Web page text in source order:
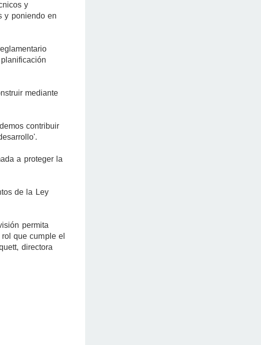
y
y poniendo en
mediante
contribuir
a proteger la
de la Ley
permita
que cumple el
directora